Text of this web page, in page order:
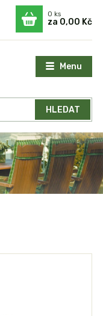
Menu
HLEDAT
0ks
za 0,00 Kč